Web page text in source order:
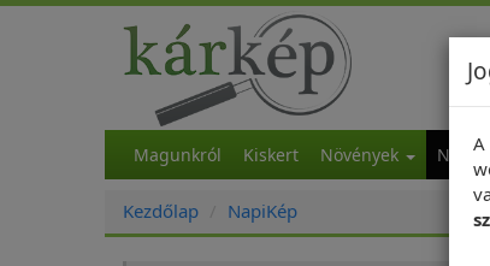
Magunkról Kiskert Növények
Kezdőlap NapiKép
A